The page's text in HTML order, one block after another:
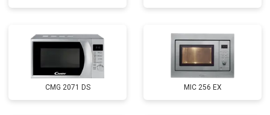
CMG 2071 DS MIC 256 EX